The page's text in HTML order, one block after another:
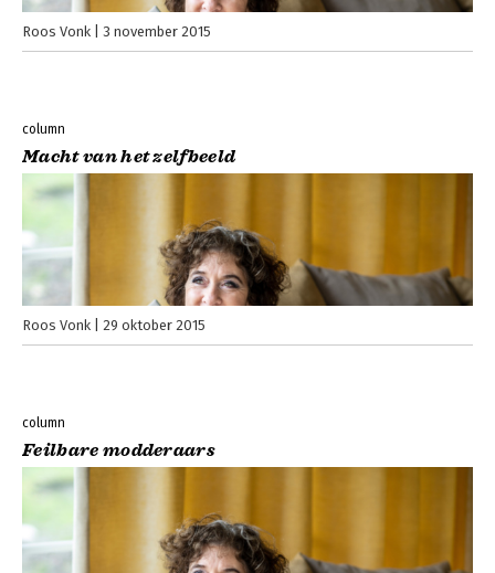
Roos Vonk 3 november 2015
column
Macht van het zelfbeeld
Roos Vonk 29 oktober 2015
column
Feilbare modderaars